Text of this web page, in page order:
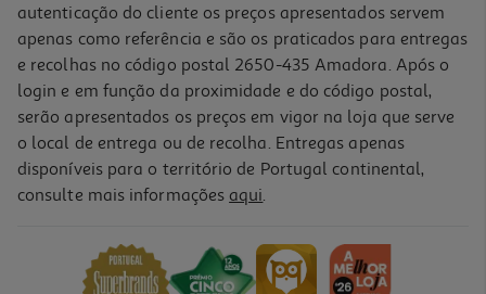
3.9
Comida Húmida Para Gato Auchan Saquetas Pedaços Em Geleia
12,90 €
autenticação do cliente os preços apresentados servem
apenas como referência e são os praticados para entregas
e recolhas no código postal 2650-435 Amadora. Após o
login e em função da proximidade e do código postal,
serão apresentados os preços em vigor na loja que serve
o local de entrega ou de recolha. Entregas apenas
disponíveis para o território de Portugal continental,
consulte mais informações aqui.